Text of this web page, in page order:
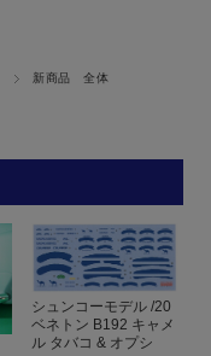
新商品 全体
シュンコーモデル /20
ベネトン B192 キャメ
ル タバコ & オプシ